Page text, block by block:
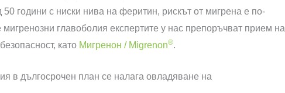
50 години с ниски нива на феритин, рискът от мигрена е по-
главоболия експертите у нас препоръчват прием на
като Мигренон / Migrenon®.
в дългосрочен план се налага овладяване на